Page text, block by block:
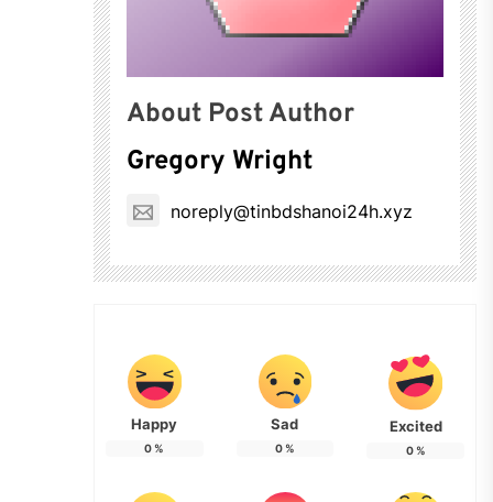
About Post Author
Gregory Wright
noreply@tinbdshanoi24h.xyz
Happy
0%
Sad
0%
Excited
0%